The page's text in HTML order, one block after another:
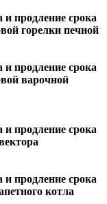
и продление срока
горелки печной
и продление срока
варочной
и продление срока
и продление срока
котла